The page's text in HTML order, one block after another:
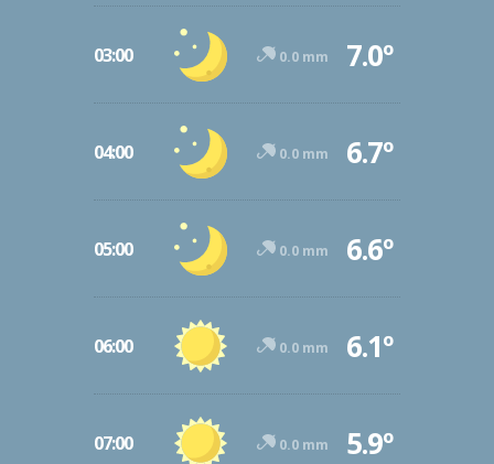
03:00 0.0 mm 7.0º
04:00 0.0 mm 6.7º
05:00 0.0 mm 6.6º
06:00 0.0 mm 6.1º
07:00 0.0 mm 5.9º